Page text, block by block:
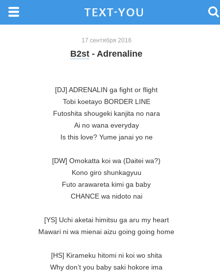
17 сентября 2016
B2st - Adrenaline
[DJ] ADRENALIN ga fight or flight
Tobi koetayo BORDER LINE
Futoshita shougeki kanjita no nara
Ai no wana everyday
Is this love? Yume janai yo ne
[DW] Omokatta koi wa (Daitei wa?)
Kono giro shunkagyuu
Futo arawareta kimi ga baby
CHANCE wa nidoto nai
[YS] Uchi aketai himitsu ga aru my heart
Mawari ni wa mienai aizu going going home
[HS] Kirameku hitomi ni koi wo shita
Why don’t you baby saki hokore ima